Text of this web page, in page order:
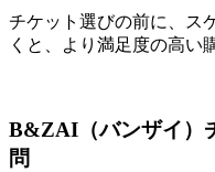
チケット選びの前に、ス
くと、より満足度の高い
B&ZAI（バンザイ）
問